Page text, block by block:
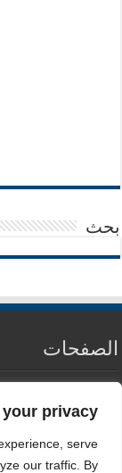
your privacy
serve
our traffic. By
بحث
الصفحات
سياسة الخصوصية
اتصل بنا